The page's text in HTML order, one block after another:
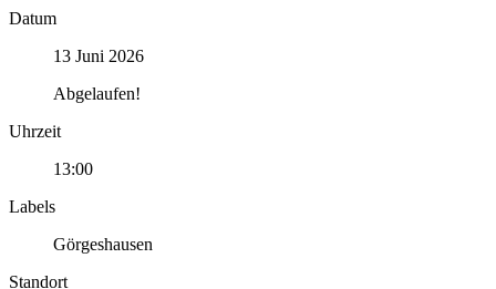
Datum
13 Juni 2026
Abgelaufen!
Uhrzeit
13:00
Labels
Görgeshausen
Standort